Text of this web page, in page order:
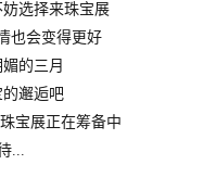
选择来珠宝展
也会变得更好
的三月
邂逅吧
宝展正在筹备中
...